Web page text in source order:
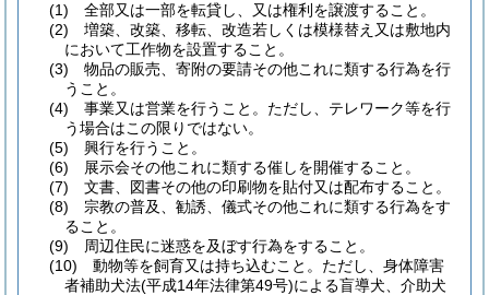
(1)
全部又は一部を転貸し、又は権利を譲渡すること。
(2)
増築、改築、移転、改造若しくは模様替え又は敷地内
において工作物を設置すること。
(3)
物品の販売、寄附の要請その他これに類する行為を行
うこと。
(4)
事業又は営業を行うこと。 ただし、テレワーク等を行
う場合はこの限りではない。
(5)
興行を行うこと。
(6)
展示会その他これに類する催しを開催すること。
(7)
文書、図書その他の印刷物を貼付又は配布すること。
(8)
宗教の普及、勧誘、儀式その他これに類する行為をす
ること。
(9)
周辺住民に迷惑を及ぼす行為をすること。
(10)
動物等を飼育又は持ち込むこと。 ただし、身体障害
者補助犬法(平成14年法律第49号)による盲導犬、介助犬